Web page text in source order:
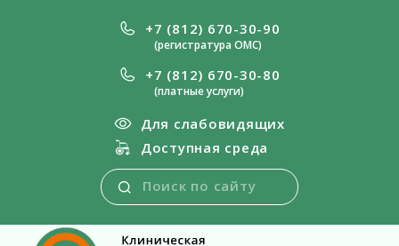
+7 (812) 670-30-90
(регистратура ОМС)
+7 (812) 670-30-80
(платные услуги)
Для слабовидящих
Доступная среда